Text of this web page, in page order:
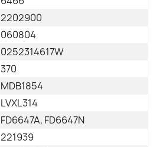
2202900
060804
0252314617W
370
MDB1854
LVXL314
FD6647A, FD6647N
221939